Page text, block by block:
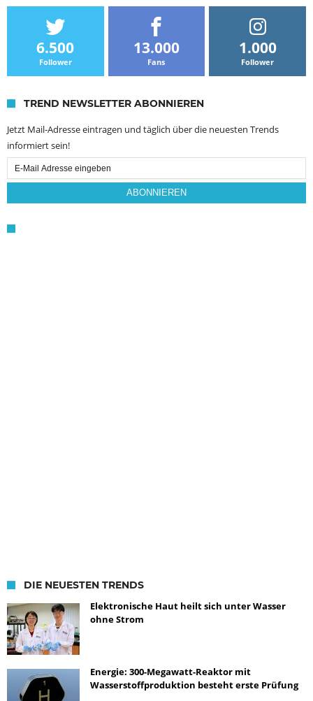
6.500
Follower
13.000
Fans
1.000
Follower
TREND NEWSLETTER ABONNIEREN
Jetzt Mail-Adresse eintragen und täglich über die neuesten Trends
informiert sein!
Email
Subscription
ABONNIEREN
DIE NEUESTEN TRENDS
Elektronische Haut heilt sich unter Wasser
ohne Strom
Energie: 300-Megawatt-Reaktor mit
Wasserstoffproduktion besteht erste Prüfung